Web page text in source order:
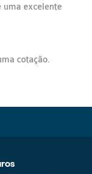
uma excelente
cotação.